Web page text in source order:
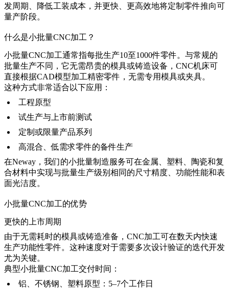
发周期、降低工装成本，并更快、更高效地将定制零件推向可
量产阶段。
什么是小批量CNC加工？
小批量CNC加工通常指每批生产10至1000件零件。与常规的
批量生产不同，它无需昂贵的模具或铸造设备，CNC机床可
直接根据CAD模型加工精密零件，无需专用模具或夹具。
这种方式非常适合以下应用：
工程原型
试生产与上市前测试
定制或限量产品系列
高混合、低需求零件的备件生产
在Neway ，我们的小批量制造服务可在金属、塑料、陶瓷和复
合材料中实现与批量生产级别相同的尺寸精度、功能性能和表
面光洁度。
小批量CNC加工的优势
更快的上市周期
由于无需耗时的模具或铸造准备，CNC加工可在数天内快速
生产功能性零件。这种速度对于需要多次设计验证的迭代开发
尤为关键。
典型小批量CNC加工交付时间：
铝、不锈钢、塑料原型：5–7个工作日